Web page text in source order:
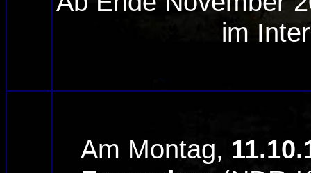
im
Am Montag,